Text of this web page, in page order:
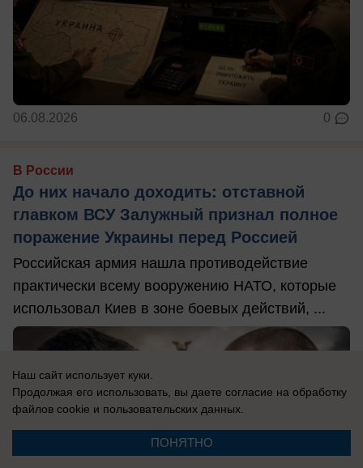
06.08.2026 0
В России
До них начало доходить: отставной
главком ВСУ Залужный признал полное
поражение Украины перед Россией
Российская армия нашла противодействие
практически всему вооружению НАТО, которые
использовал Киев в зоне боевых действий, ...
Наш сайт использует куки.
Продолжая его использовать, вы даете согласие на обработку
файлов cookie и пользовательских данных.
ПОНЯТНО